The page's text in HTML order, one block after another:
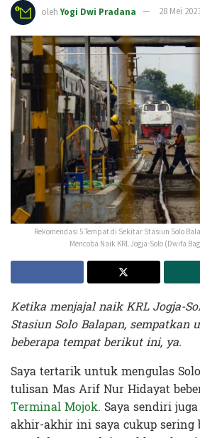
oleh Yogi Dwi Pradana 28 Mei
Rekomendasi 5 Tempat di Sekitar Stasiun Solo
Mencoba Naik KRL Jogja-Solo (Dwifa
Ketika menjajal naik KRL Jogja-
Stasiun Solo Balapan,
beberapa tempat berikut ini, ya.
Saya tertarik untuk mengulas
tulisan Mas Arif Nur Hidayat
Terminal Mojok. Saya sendiri
akhir-akhir ini saya cukup sering